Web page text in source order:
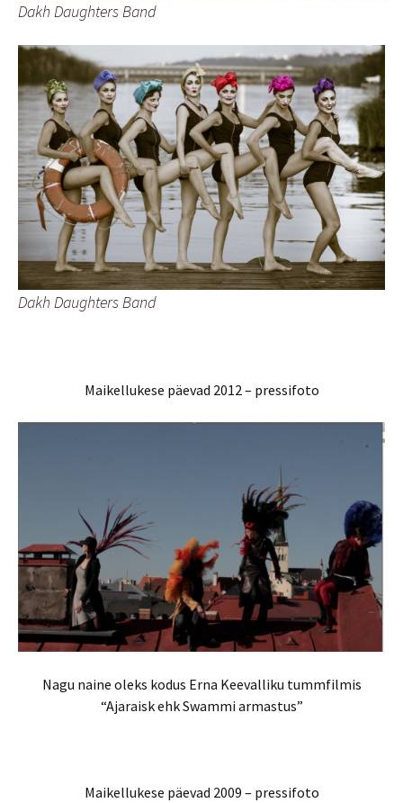
Dakh Daughters Band
Dakh Daughters Band
Maikellukese päevad 2012 – pressifoto
Nagu naine oleks kodus Erna Keevalliku tummfilmis
“Ajaraisk ehk Swammi armastus”
Maikellukese päevad 2009 – pressifoto